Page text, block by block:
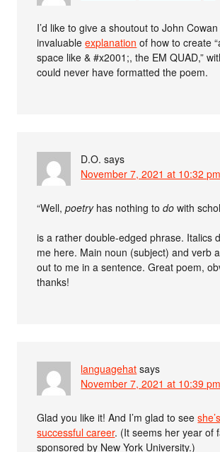
I’d like to give a shoutout to John
invaluableexplanation of how to create
space like & #x2001;, the EM QUAD,”
could never have formatted the poem.
D.O. says
November 7, 2021 at 10:32 pm
“Well,poetryhas nothing todo with
is a rather double-edged phrase. Italics
me here. Main noun (subject) and verb
out to me in a sentence. Great poem,
thanks!
languagehat says
November 7, 2021 at 10:39 pm
Glad you like it! And I’m glad to see
successful career. (It seems her year of
sponsored by New York University.)